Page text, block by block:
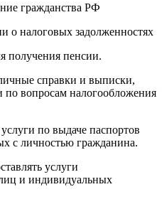
гражданства РФ
о налоговых задолженностях
получения пенсии.
справки и выписки,
по вопросам налогообложения
по выдаче паспортов
с личностью гражданина.
услуги
и индивидуальных